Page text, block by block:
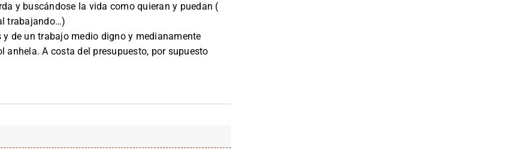
y buscándose la vida como quieran y puedan (
trabajando…)
de un trabajo medio digno y medianamente
anhela. A costa del presupuesto, por supuesto